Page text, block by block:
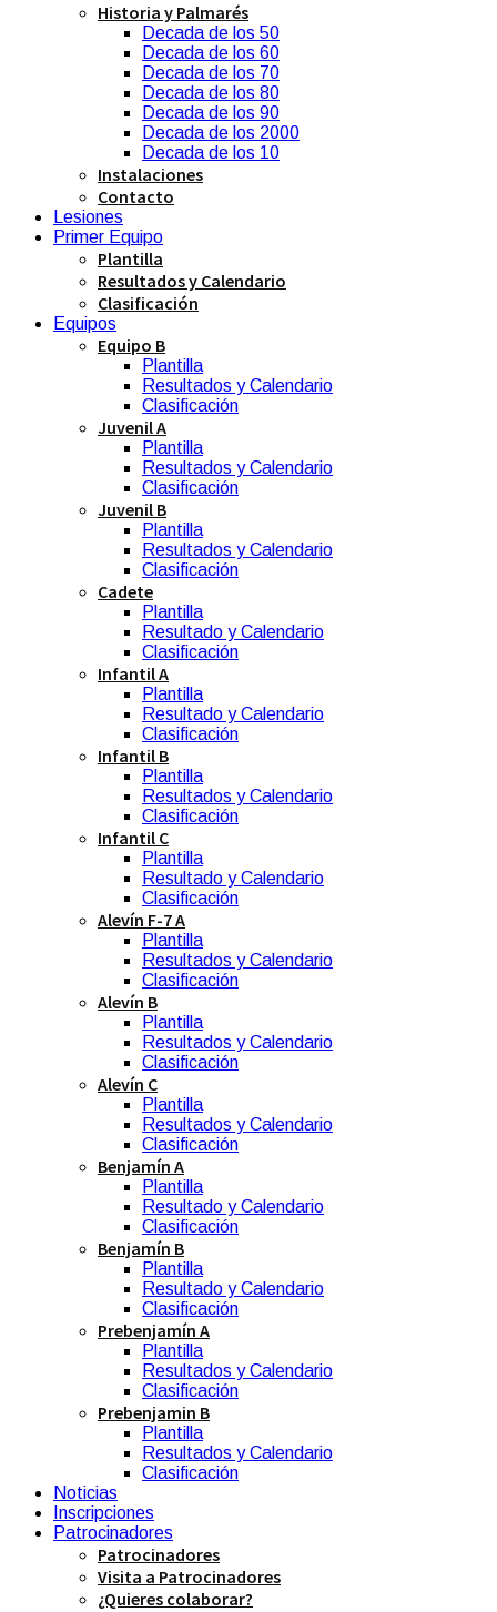
Historia y Palmarés
Decada de los 50
Decada de los 60
Decada de los 70
Decada de los 80
Decada de los 90
Decada de los 2000
Decada de los 10
Instalaciones
Contacto
Lesiones
Primer Equipo
Plantilla
Resultados y Calendario
Clasificación
Equipos
Equipo B
Plantilla
Resultados y Calendario
Clasificación
Juvenil A
Plantilla
Resultados y Calendario
Clasificación
Juvenil B
Plantilla
Resultados y Calendario
Clasificación
Cadete
Plantilla
Resultado y Calendario
Clasificación
Infantil A
Plantilla
Resultado y Calendario
Clasificación
Infantil B
Plantilla
Resultados y Calendario
Clasificación
Infantil C
Plantilla
Resultado y Calendario
Clasificación
Alevín F-7 A
Plantilla
Resultados y Calendario
Clasificación
Alevín B
Plantilla
Resultados y Calendario
Clasificación
Alevín C
Plantilla
Resultados y Calendario
Clasificación
Benjamín A
Plantilla
Resultado y Calendario
Clasificación
Benjamín B
Plantilla
Resultado y Calendario
Clasificación
Prebenjamín A
Plantilla
Resultados y Calendario
Clasificación
Prebenjamin B
Plantilla
Resultados y Calendario
Clasificación
Noticias
Inscripciones
Patrocinadores
Patrocinadores
Visita a Patrocinadores
¿Quieres colaborar?